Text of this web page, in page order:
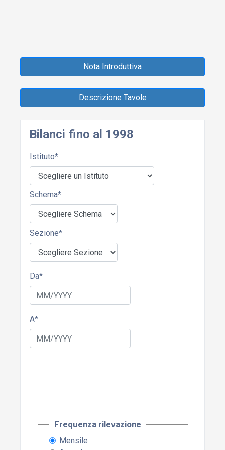
Nota Introduttiva
Descrizione Tavole
Bilanci fino al 1998
Istituto*
Schema*
Sezione*
Da*
A*
Frequenza rilevazione
Mensile